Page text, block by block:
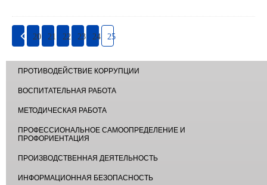
20 21 22 23 24 25
ПРОТИВОДЕЙСТВИЕ КОРРУПЦИИ
ВОСПИТАТЕЛЬНАЯ РАБОТА
МЕТОДИЧЕСКАЯ РАБОТА
ПРОФЕССИОНАЛЬНОЕ САМООПРЕДЕЛЕНИЕ И
ПРОФОРИЕНТАЦИЯ
ПРОИЗВОДСТВЕННАЯ ДЕЯТЕЛЬНОСТЬ
ИНФОРМАЦИОННАЯ БЕЗОПАСНОСТЬ